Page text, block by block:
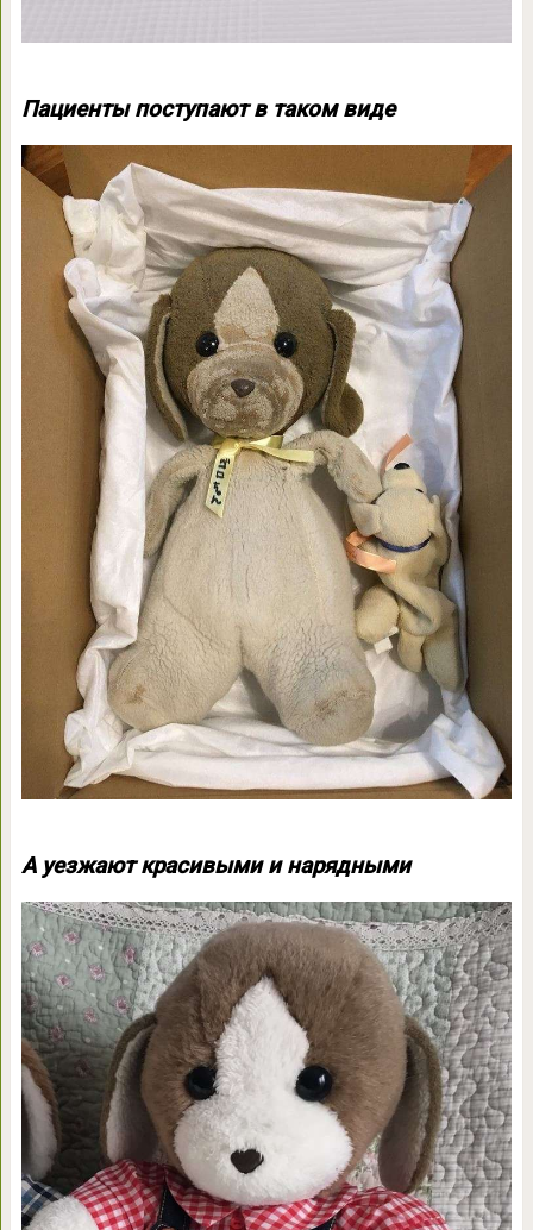
Пациенты поступают в таком виде
А уезжают красивыми и нарядными